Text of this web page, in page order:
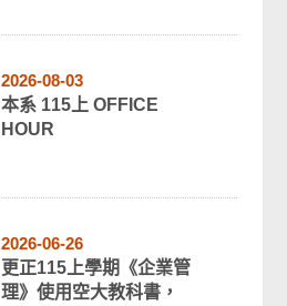
2026-08-03
本系 115上 OFFICE
HOUR
2026-06-26
更正115上學期《企業管
理》使用空大教科書，